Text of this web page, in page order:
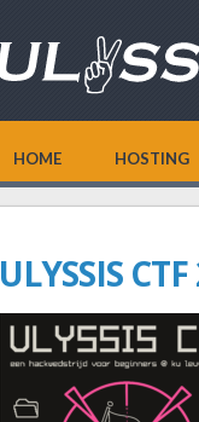
HOME HOSTING
ULYSSIS